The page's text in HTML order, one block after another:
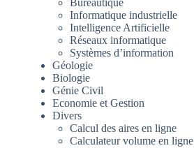
Bureautique
Informatique industrielle
Intelligence Artificielle
Réseaux informatique
Systèmes d’information
Géologie
Biologie
Génie Civil
Economie et Gestion
Divers
Calcul des aires en ligne
Calculateur volume en ligne